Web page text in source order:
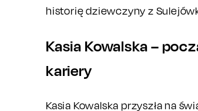
historię dziewczyny z
Kasia Kowalska –
kariery
Kasia Kowalska przyszła na